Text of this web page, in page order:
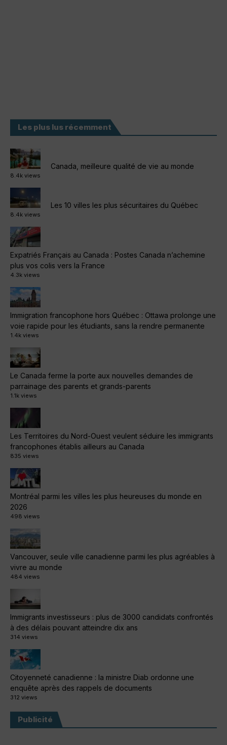
Les plus lus récemment
Canada, meilleure qualité de vie au monde
8.4k views
Les 10 villes les plus sécuritaires du Québec
8.4k views
Expatriés Français au Canada : Postes Canada n’achemine
plus vos colis vers la France
4.3k views
Immigration francophone hors Québec : Ottawa prolonge une
voie rapide pour les étudiants, sans la rendre permanente
1.4k views
Le Canada ferme la porte aux nouvelles demandes de
parrainage des parents et grands-parents
1.1k views
Les Territoires du Nord-Ouest veulent séduire les immigrants
francophones établis ailleurs au Canada
835 views
Montréal parmi les villes les plus heureuses du monde en
2026
498 views
Vancouver, seule ville canadienne parmi les plus agréables à
vivre au monde
484 views
Immigrants investisseurs : plus de 3000 candidats confrontés
à des délais pouvant atteindre dix ans
314 views
Citoyenneté canadienne : la ministre Diab ordonne une
enquête après des rappels de documents
312 views
Publicité